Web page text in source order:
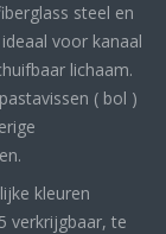
steel en
voor kanaal
lichaam.
( bol )
kleuren
verkrijgbaar, te